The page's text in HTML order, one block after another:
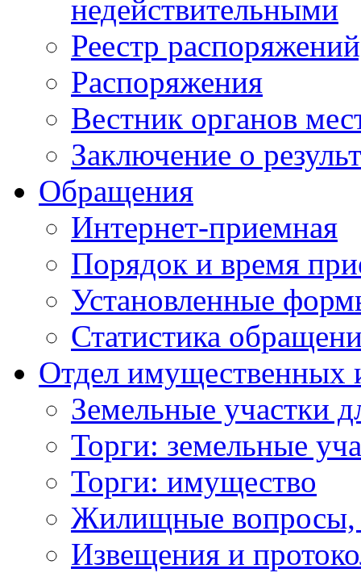
недействительными
Реестр
Распоряжения
Вестник органов
Заключение о
Обращения
Интернет-приемная
Порядок и время
Установленные
Статистика
Отдел имущественных
Земельные участки
Торги: земельные
Торги: имущество
Жилищные вопросы,
Извещения и